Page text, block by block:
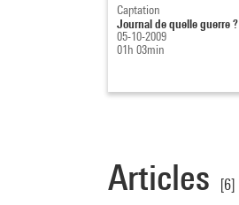
Captation
Journal de quelle guerre ?
05-10-2009
01h 03min
Articles [6]